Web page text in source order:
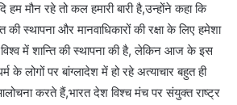
हम मौन रहे तो कल हमारी बारी है,उन्होंने कहा कि
की स्थापना और मानवाधिकारों की रक्षा के लिए हमेशा
में शान्ति की स्थापना की है, लेकिन आज के इस
लोगों पर बांग्लादेश में हो रहे अत्याचार बहुत ही
करते हैं,भारत देश विश्च मंच पर संयुक्त राष्ट्र